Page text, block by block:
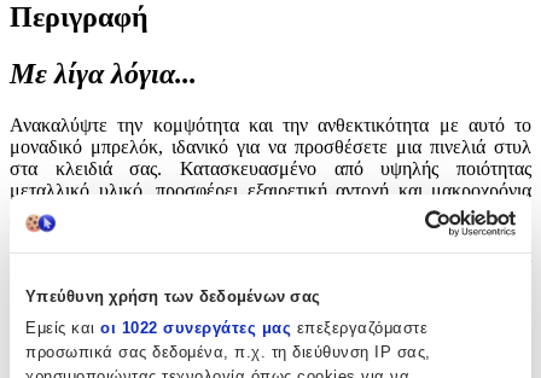
Υπεύθυνη χρήση των δεδομένων σας
Εμείς και οι 1022 συνεργάτες μας επεξεργαζόμαστε
προσωπικά σας δεδομένα, π.χ. τη διεύθυνση IP σας,
Περιγραφή
Με λίγα λόγια...
Ανακαλύψτε την κομψότητα και την ανθεκτικότητα με αυτό το
μοναδικό μπρελόκ, ιδανικό για να προσθέσετε μια πινελιά στυλ
στα κλειδιά σας. Κατασκευασμένο από υψηλής ποιότητας
μεταλλικό υλικό, προσφέρει εξαιρετική αντοχή και μακροχρόνια
χρήση. Το διαχρονικό του σχέδιο το καθιστά ιδανικό για
καθημερινή χρήση, ενώ παράλληλα αποτελεί μια εξαιρετική
επιλογή για δώρο σε αγαπημένα πρόσωπα. Συνδυάζει
κάθε σύγχρονο άτομο.
Χαρακτηριστικά